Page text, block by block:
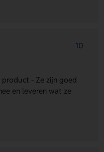
10
- Ze zijn goed
en leveren wat ze